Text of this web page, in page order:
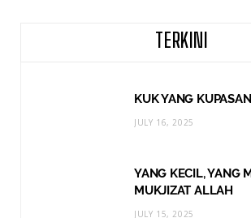
TERKINI
KUK YANG
JULY 16, 2025
YANG KECIL, YANG
MUKJIZAT ALLAH
JULY 15, 2025